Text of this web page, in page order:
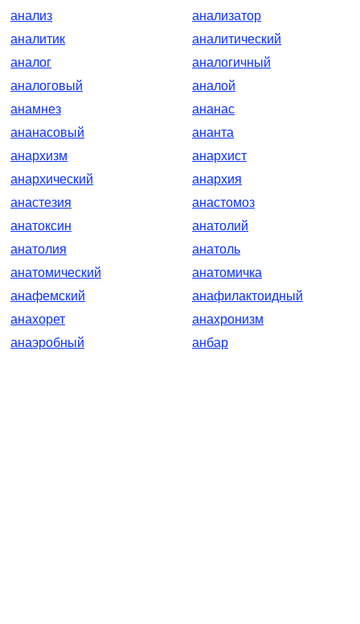
анализ
анализатор
аналитик
аналитический
аналог
аналогичный
аналоговый
аналой
анамнез
ананас
ананасовый
ананта
анархизм
анархист
анархический
анархия
анастезия
анастомоз
анатоксин
анатолий
анатолия
анатоль
анатомический
анатомичка
анафемский
анафилактоидный
анахорет
анахронизм
анаэробный
анбар